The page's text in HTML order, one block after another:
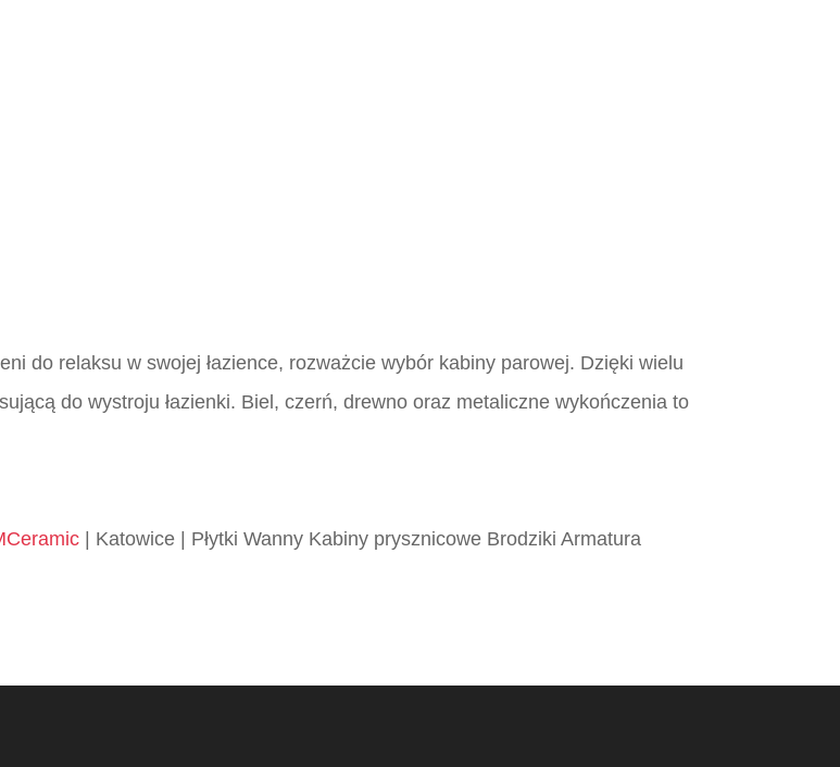
do relaksu w swojej łazience, rozważcie wybór kabiny parowej. Dzięki wielu
do wystroju łazienki. Biel, czerń, drewno oraz metaliczne wykończenia to
| Katowice | Płytki Wanny Kabiny prysznicowe Brodziki Armatura